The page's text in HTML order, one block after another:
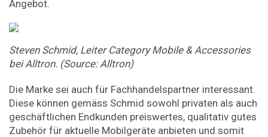
Angebot.
Steven Schmid, Leiter Category Mobile & Accessories
bei Alltron. (Source: Alltron)
Die Marke sei auch für Fachhandelspartner interessant.
Diese können gemäss Schmid sowohl privaten als auch
geschäftlichen Endkunden preiswertes, qualitativ gutes
Zubehör für aktuelle Mobilgeräte anbieten und somit